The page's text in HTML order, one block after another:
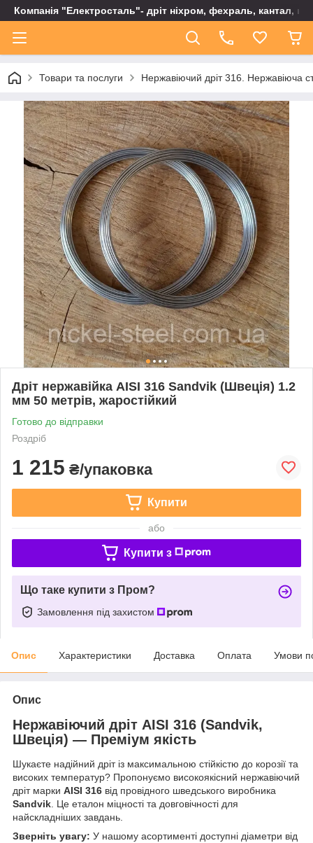
Компанія "Електросталь"- дріт ніхром, фехраль, кантал,
Товари та послуги Нержавіючий дріт 316. Нержавіюча
Дріт нержавійка AISI 316 Sandvik (Швеція) 1.2
мм 50 метрів, жаростійкий
Готово до відправки
Роздріб
1 215 ₴/упаковка
Купити
або
Купити з
Що таке купити з Пром?
Замовлення під захистом
Опис Характеристики Доставка Оплата Умови
Опис
Нержавіючий дріт AISI 316 (Sandvik,
Швеція) — Преміум якість
Шукаєте надійний дріт із максимальною стійкістю до корозії та
високих температур? Пропонуємо високоякісний нержавіючий
дріт марки AISI 316 від провідного шведського виробника
Sandvik. Це еталон міцності та довговічності для
найскладніших завдань.
Зверніть увагу: У нашому асортименті доступні діаметри від